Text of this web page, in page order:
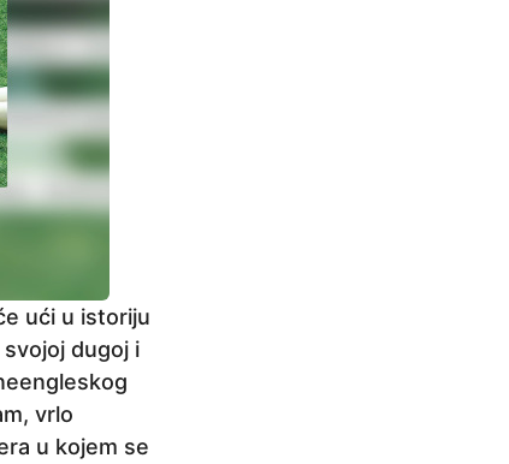
ući u istoriju
dugoj i
vrlo
u kojem se